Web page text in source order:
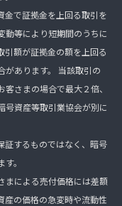
金で証拠金を上回る取引を
動等により短期間のうちに
引額が証拠金の額を上回る
があります。 当該取引の
さまの場合で最大２倍、
資産等取引業協会が別に
証するものではなく、暗号
。
まによる売付価格には差額
産の価格の急変時や流動性